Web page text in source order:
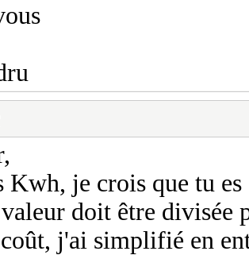
Kwh, je crois que tu
doit être divisée
j'ai simplifié en